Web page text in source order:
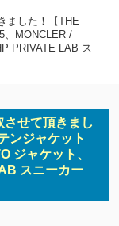
ました！【THE
、MONCLER /
PRIVATE LAB ス
せて頂きまし
ンジャケット
ジャケット、
スニーカー